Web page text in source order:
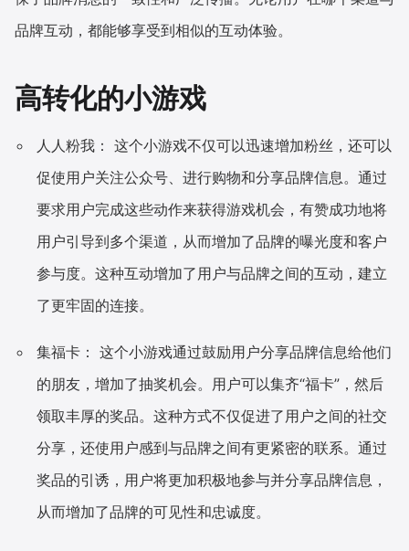
品牌互动，都能够享受到相似的互动体验。
高转化的小游戏
人人粉我： 这个小游戏不仅可以迅速增加粉丝，还可以
促使用户关注公众号、进行购物和分享品牌信息。通过
要求用户完成这些动作来获得游戏机会，有赞成功地将
用户引导到多个渠道，从而增加了品牌的曝光度和客户
参与度。这种互动增加了用户与品牌之间的互动，建立
了更牢固的连接。
集福卡： 这个小游戏通过鼓励用户分享品牌信息给他们
的朋友，增加了抽奖机会。用户可以集齐“福卡”，然后
领取丰厚的奖品。这种方式不仅促进了用户之间的社交
分享，还使用户感到与品牌之间有更紧密的联系。通过
奖品的引诱，用户将更加积极地参与并分享品牌信息，
从而增加了品牌的可见性和忠诚度。